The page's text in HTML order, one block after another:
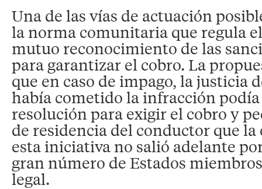
Una de las vías de actuación
la norma comunitaria que regula
mutuo reconocimiento de las
para garantizar el cobro. La
que en caso de impago, la justicia
había cometido la infracción
resolución para exigir el cobro y
de residencia del conductor que la
esta iniciativa no salió adelante
gran número de Estados
legal.